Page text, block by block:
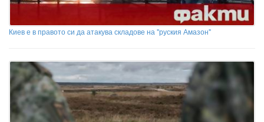
Киев е в правото си да атакува складове на "руския Амазон"